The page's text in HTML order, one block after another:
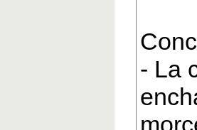
- La